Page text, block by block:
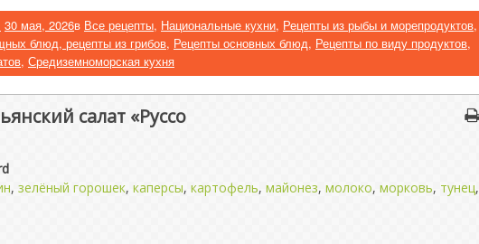
30 мая, 2026в Все рецепты, Национальные кухни, Рецепты из рыбы и морепродуктов,
блюд, рецепты из грибов, Рецепты основных блюд, Рецепты по виду продуктов,
, Средиземноморская кухня
салат «Руссо
, зелёный горошек, каперсы, картофель, майонез, молоко, морковь, тунец,